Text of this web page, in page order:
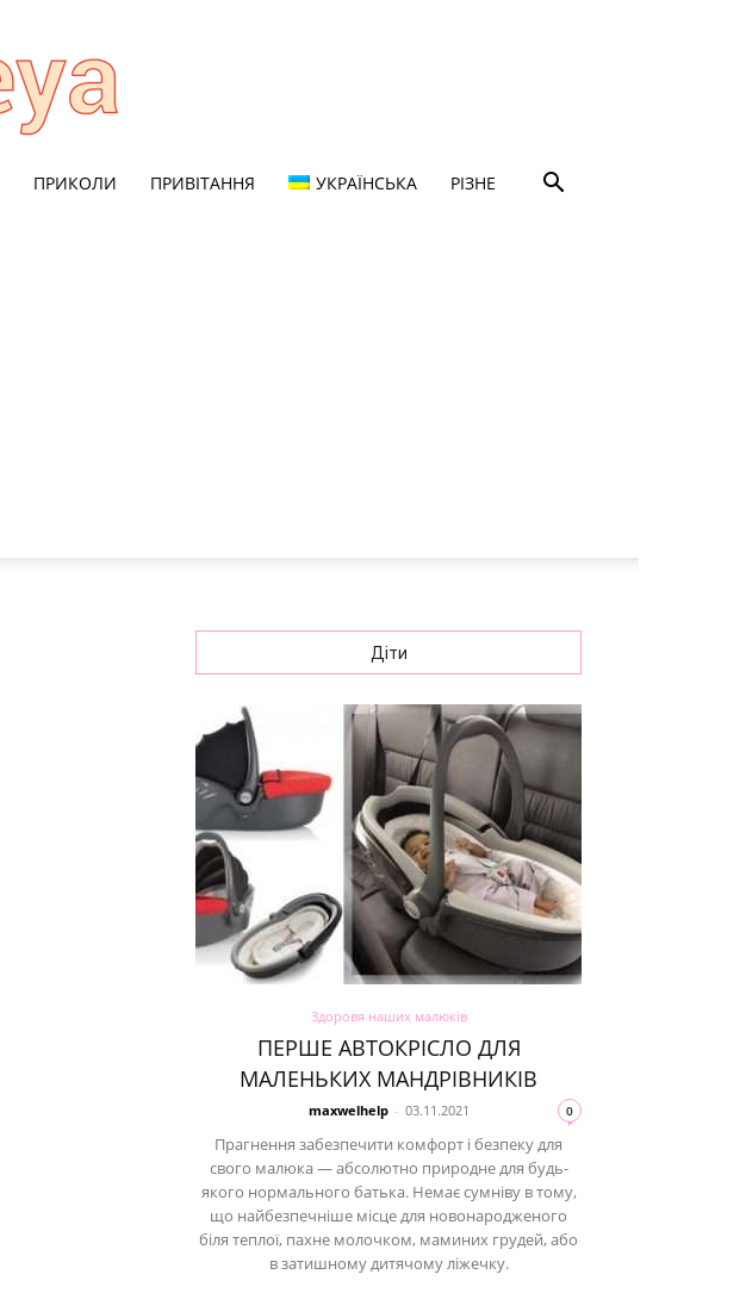
ПРИКОЛИ ПРИВІТАННЯ УКРАЇНСЬКА РІЗНЕ
Діти
Здоровя наших малюків
ПЕРШЕ АВТОКРІСЛО ДЛЯ
МАЛЕНЬКИХ МАНДРІВНИКІВ
maxwelhelp - 03.11.2021 0
Прагнення забезпечити комфорт і безпеку для
свого малюка — абсолютно природне для будь-
якого нормального батька. Немає сумніву в тому,
що найбезпечніше місце для новонародженого
біля теплої, пахне молочком, маминих грудей, або
в затишному дитячому ліжечку.